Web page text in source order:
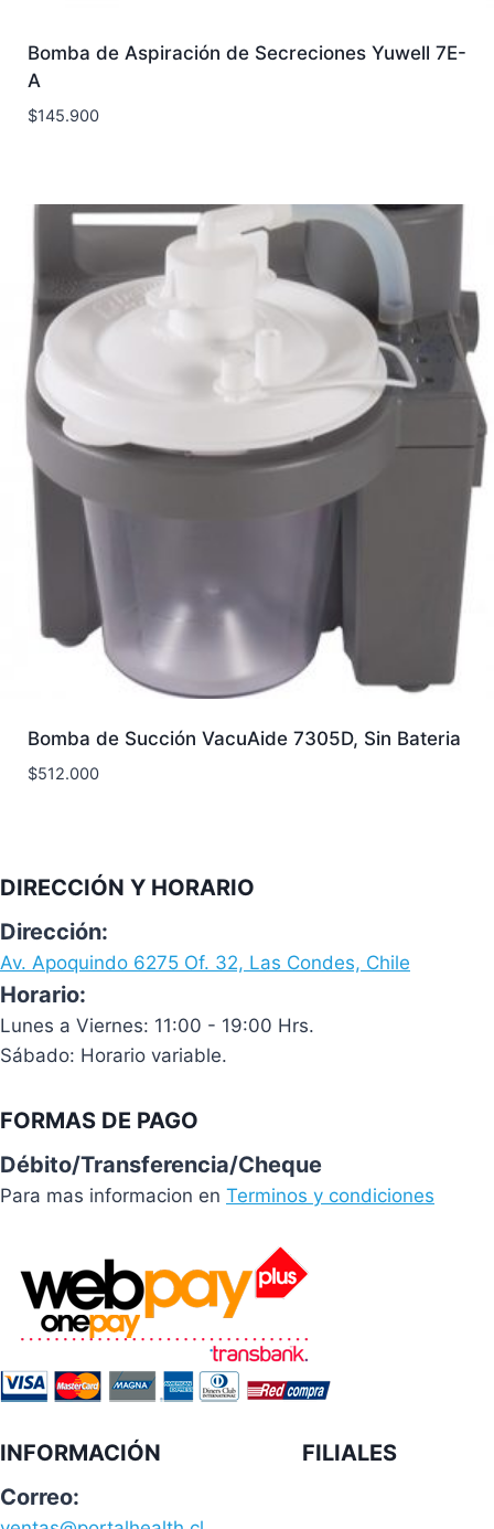
Bomba de Aspiración de Secreciones Yuwell 7E-
A
$145.900
Bomba de Succión VacuAide 7305D, Sin Bateria
$512.000
DIRECCIÓN Y HORARIO
Dirección:
Av. Apoquindo 6275 Of. 32, Las Condes, Chile
Horario:
Lunes a Viernes: 11:00 - 19:00 Hrs.
Sábado: Horario variable.
FORMAS DE PAGO
Débito/Transferencia/Cheque
Para mas informacion en Terminos y condiciones
INFORMACIÓN
Correo:
FILIALES